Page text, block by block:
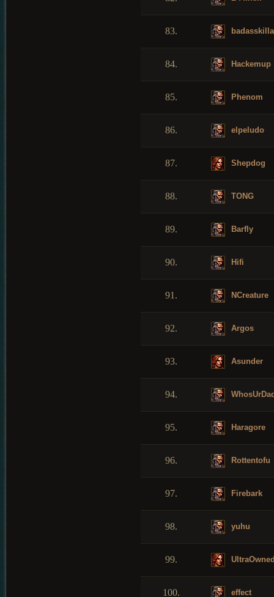
83. badasskilla
84. Hackemup
85. Phenom
86. elpeludo
87. Shepdog
88. TONG
89. Barfly
90. Hifi
91. NCreature
92. Argos
93. Asunder
94.
95. Haragore
96. Rottentofu
97. Firebark
98. yuhu
99.
100. effect